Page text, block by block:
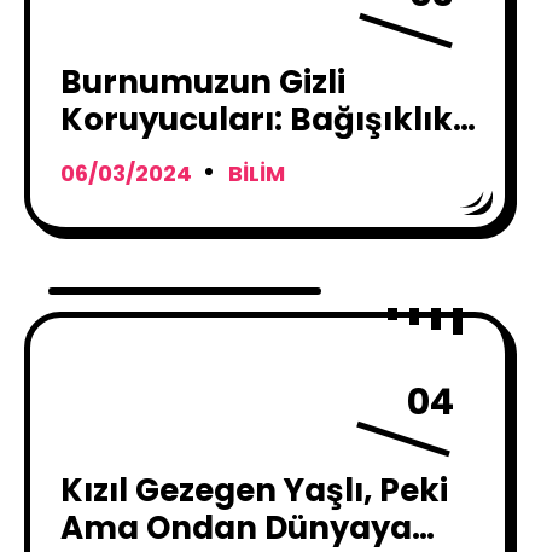
Burnumuzun Gizli
Koruyucuları: Bağışıklık
Hücreleri Enfeksiyonlarla
Nasıl Savaşıyor?
06/03/2024 BILIM
04
Kızıl Gezegen Yaşlı, Peki
Ama Ondan Dünyaya